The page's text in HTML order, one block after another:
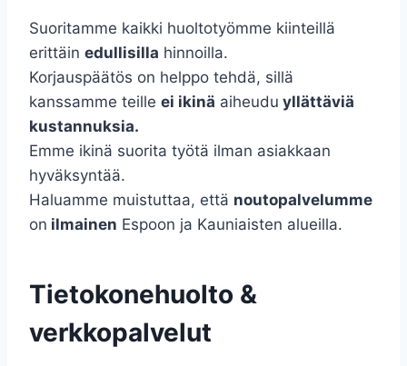
Suoritamme kaikki huoltotyömme kiinteillä
erittäin edullisilla hinnoilla.
Korjauspäätös on helppo tehdä, sillä
kanssamme teille ei ikinä aiheudu yllättäviä
kustannuksia.
Emme ikinä suorita työtä ilman asiakkaan
hyväksyntää.
Haluamme muistuttaa, että noutopalvelumme
on ilmainen Espoon ja Kauniaisten alueilla.
Tietokonehuolto &
verkkopalvelut